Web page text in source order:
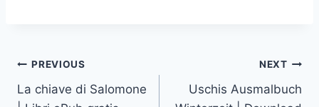
PREVIOUS
La chiave di Salomone
NEXT
Uschis Ausmalbuch